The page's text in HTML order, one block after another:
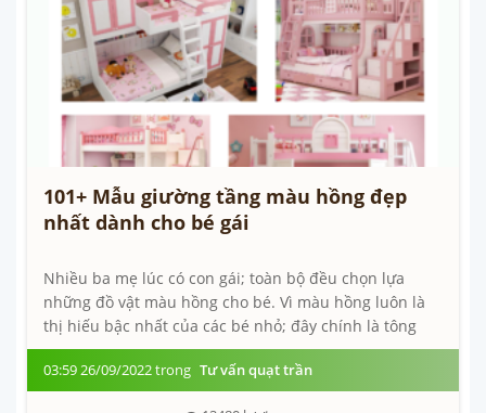
101+ Mẫu giường tầng màu hồng đẹp
nhất dành cho bé gái
Nhiều ba mẹ lúc có con gái; toàn bộ đều chọn lựa
những đồ vật màu hồng cho bé. Vì màu hồng luôn là
thị hiếu bậc nhất của các bé nhỏ; đây chính là tông
màu quốc dân tương...
03:59 26/09/2022 trong Tư vấn quạt trần